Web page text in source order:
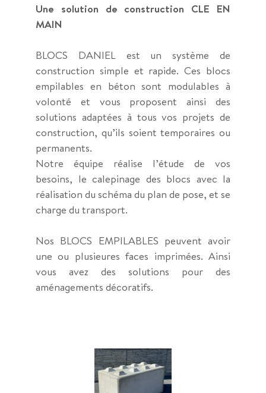
Une solution de construction CLE EN
MAIN
BLOCS DANIEL est un système de
construction simple et rapide. Ces blocs
empilables en béton sont modulables à
volonté et vous proposent ainsi des
solutions adaptées à tous vos projets de
construction, qu’ils soient temporaires ou
permanents.
Notre équipe réalise l’étude de vos
besoins, le calepinage des blocs avec la
réalisation du schéma du plan de pose, et se
charge du transport.
Nos BLOCS EMPILABLES peuvent avoir
une ou plusieures faces imprimées. Ainsi
vous avez des solutions pour des
aménagements décoratifs.